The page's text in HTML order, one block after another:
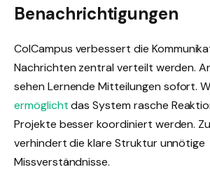
Benachrichtigungen
ColCampus verbessert die
Nachrichten zentral verteilt werden.
sehen Lernende Mitteilungen sofort.
ermöglichtdas System rasche
Projekte besser koordiniert werden.
verhindert die klare Struktur unnötige
Missverständnisse.